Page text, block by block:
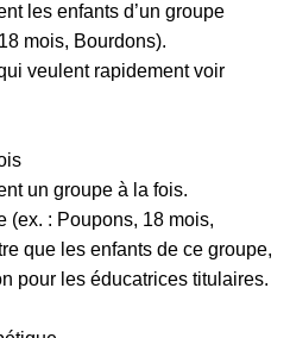
les enfants d’un groupe
mois, Bourdons).
veulent rapidement voir
un groupe à la fois.
(ex. : Poupons, 18 mois,
que les enfants de ce groupe,
pour les éducatrices titulaires.